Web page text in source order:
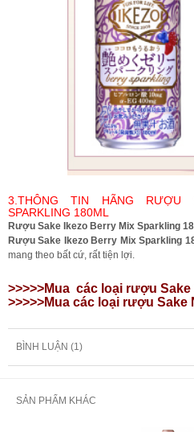
3.THÔNG TIN HÃNG RƯỢU
SPARKLING 180ML
Rượu Sake Ikezo Berry Mix Sparkling
Rượu Sake Ikezo Berry Mix Sparkling
mang theo bất cứ, rất tiện lợi.
>>>>>Mua các loại rượu Sake
>>>>>Mua các loại rượu Sake
BÌNH LUẬN (1)
SẢN PHẨM KHÁC